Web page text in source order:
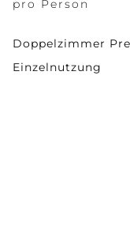
pro Person
Doppelzimmer
Einzelnutzung